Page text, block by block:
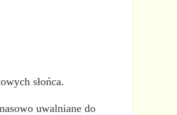
słońca.
uwalniane do